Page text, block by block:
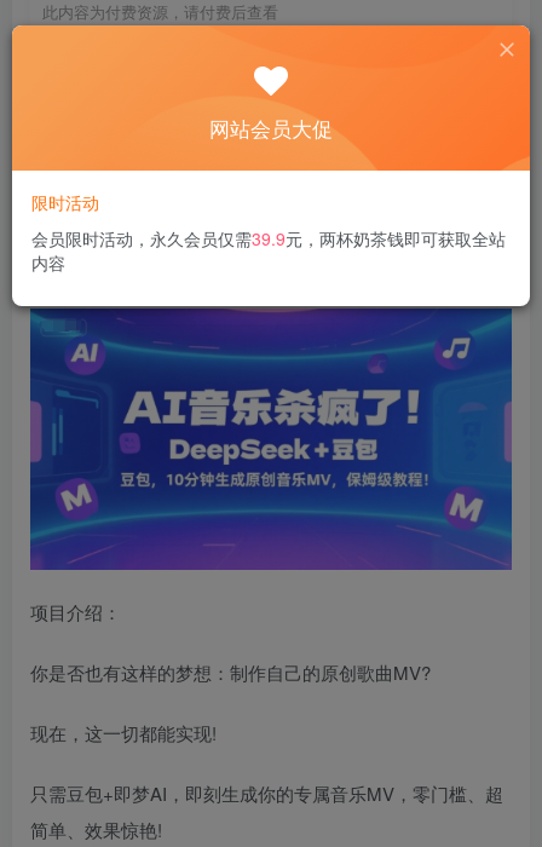
此内容为付费资源，请付费后查看
￥4
AI音乐杀疯了！DeepSeek+豆包，10分钟生成原创音乐
MV，保姆级教程！
项目介绍：
你是否也有这样的梦想：制作自己的原创歌曲MV?
现在，这一切都能实现!
只需豆包+即梦AI，即刻生成你的专属音乐MV，零门槛、超
简单、效果惊艳!
网站会员大促
限时活动
会员限时活动，永久会员仅需39.9元，两杯奶茶钱即可获取全站
内容